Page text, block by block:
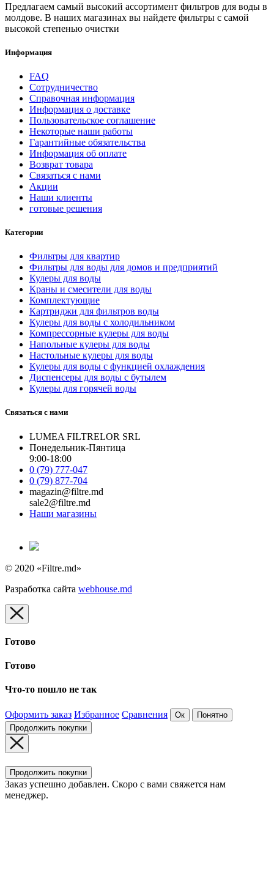
Предлагаем самый высокий ассортимент фильтров для воды в
молдове. В наших магазинах вы найдете фильтры с самой
высокой степенью очистки
Информация
FAQ
Сотрудничество
Справочная информация
Информация о доставке
Пользовательское соглашение
Некоторые наши работы
Гарантийные обязательства
Информация об оплате
Возврат товара
Связаться с нами
Акции
Наши клиенты
готовые решения
Категории
Фильтры для квартир
Фильтры для воды для домов и предприятий
Кулеры для воды
Краны и смесители для воды
Комплектующие
Картриджи для фильтров воды
Кулеры для воды с холодильником
Компрессорные кулеры для воды
Напольные кулеры для воды
Настольные кулеры для воды
Кулеры для воды с функцией охлаждения
Диспенсеры для воды с бутылем
Кулеры для горячей воды
Связаться с нами
LUMEA FILTRELOR SRL
Понедельник-Пянтица
9:00-18:00
0 (79) 777-047
0 (79) 877-704
magazin@filtre.md
sale2@filtre.md
Наши магазины
© 2020 «Filtre.md»
Разработка сайта webhouse.md
Готово
Готово
Что-то пошло не так
Оформить заказ Избранное Сравнения Ок
Понятно
Продолжить покупки
Продолжить покупки
Заказ успешно добавлен. Скоро с вами свяжется нам
менеджер.